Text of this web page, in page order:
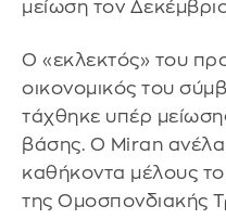
μείωση τον
O «εκλεκτός» του
οικονομικός του
τάχθηκε υπέρ
βάσης. Ο Miran
καθήκοντα μέλους
της Ομοσπονδιακής